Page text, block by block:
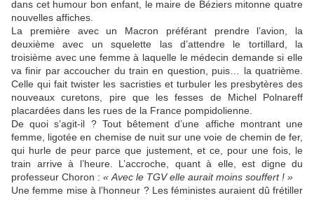
dans cet humour bon enfant, le maire de Béziers mitonne quatre
nouvelles affiches.
La première avec un Macron préférant prendre l’avion, la
deuxième avec un squelette las d’attendre le tortillard, la
troisième avec une femme à laquelle le médecin demande si elle
va finir par accoucher du train en question, puis… la quatrième.
Celle qui fait twister les sacristies et turbuler les presbytères des
nouveaux curetons, pire que les fesses de Michel Polnareff
placardées dans les rues de la France pompidolienne.
De quoi s’agit-il ? Tout bêtement d’une affiche montrant une
femme, ligotée en chemise de nuit sur une voie de chemin de fer,
qui hurle de peur parce que justement, et ce, pour une fois, le
train arrive à l’heure. L’accroche, quant à elle, est digne du
professeur Choron : « Avec le TGV elle aurait moins souffert ! »
Une femme mise à l’honneur ? Les féministes auraient dû frétiller